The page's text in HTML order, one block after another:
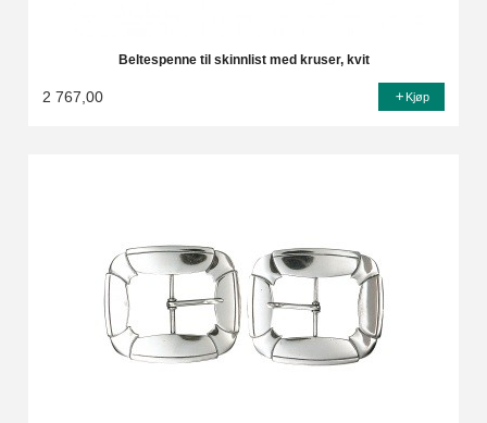
Beltespenne til skinnlist med kruser, kvit
2 767,00 Kjøp